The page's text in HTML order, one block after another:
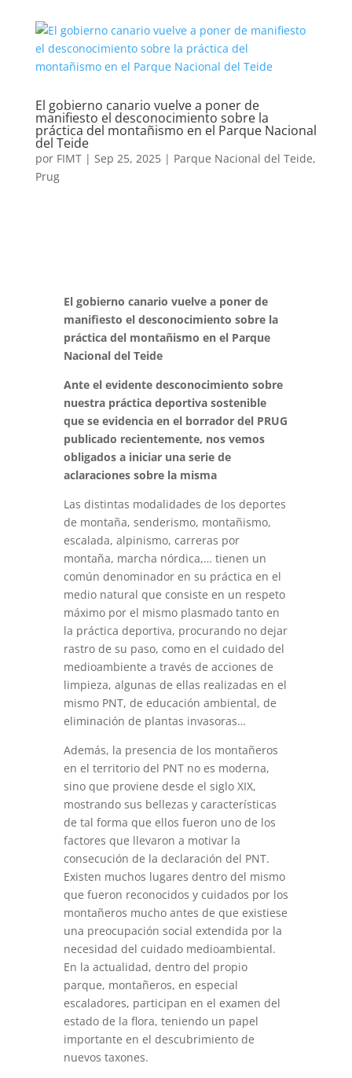
El gobierno canario vuelve a poner de
manifiesto el desconocimiento sobre la
práctica del montañismo en el Parque Nacional
del Teide
por FIMT| Sep 25, 2025| Parque Nacional del Teide,
Prug
El gobierno canario vuelve a poner de
manifiesto el desconocimiento sobre la
práctica del montañismo en el Parque
Nacional del Teide
Ante el evidente desconocimiento sobre
nuestra práctica deportiva sostenible
que se evidencia en el borrador del PRUG
publicado recientemente, nos vemos
obligados a iniciar una serie de
aclaraciones sobre la misma
Las distintas modalidades de los deportes
de montaña, senderismo, montañismo,
escalada, alpinismo, carreras por
montaña, marcha nórdica,… tienen un
común denominador en su práctica en el
medio natural que consiste en un respeto
máximo por el mismo plasmado tanto en
la práctica deportiva, procurando no dejar
rastro de su paso, como en el cuidado del
medioambiente a través de acciones de
limpieza, algunas de ellas realizadas en el
mismo PNT, de educación ambiental, de
eliminación de plantas invasoras…
Además, la presencia de los montañeros
en el territorio del PNT no es moderna,
sino que proviene desde el siglo XIX,
mostrando sus bellezas y características
de tal forma que ellos fueron uno de los
factores que llevaron a motivar la
consecución de la declaración del PNT.
Existen muchos lugares dentro del mismo
que fueron reconocidos y cuidados por los
montañeros mucho antes de que existiese
una preocupación social extendida por la
necesidad del cuidado medioambiental.
En la actualidad, dentro del propio
parque, montañeros, en especial
escaladores, participan en el examen del
estado de la flora, teniendo un papel
importante en el descubrimiento de
nuevos taxones.